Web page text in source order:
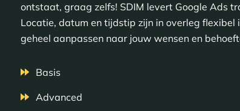
ontstaat, graag zelfs! SDIM levert Google Ads
Locatie, datum en tijdstip zijn in overleg flexibel
geheel aanpassen naar jouw wensen en
Basis
Advanced